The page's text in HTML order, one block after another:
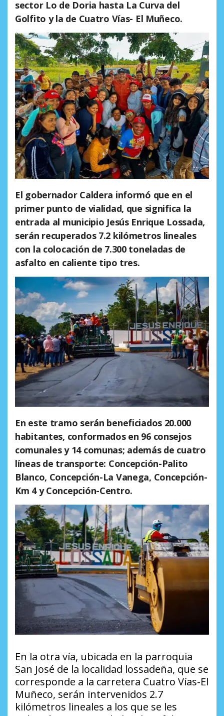
sector Lo de Doria hasta La Curva del
Golfito y la de Cuatro Vías- El Muñeco.
El gobernador Caldera informó que en el
primer punto de vialidad, que significa la
entrada al municipio Jesús Enrique Lossada,
serán recuperados 7.2 kilómetros lineales
con la colocación de 7.300 toneladas de
asfalto en caliente tipo tres.
En este tramo serán beneficiados 20.000
habitantes, conformados en 96 consejos
comunales y 14 comunas; además de cuatro
líneas de transporte: Concepción-Palito
Blanco, Concepción-La Vanega, Concepción-
Km 4 y Concepción-Centro.
En la otra vía, ubicada en la parroquia
San José de la localidad lossadeña, que se
corresponde a la carretera Cuatro Vías-El
Muñeco, serán intervenidos 2.7
kilómetros lineales a los que se les